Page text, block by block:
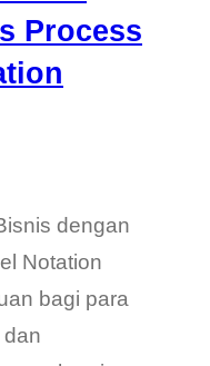
Process
dengan
Notation
bagi para